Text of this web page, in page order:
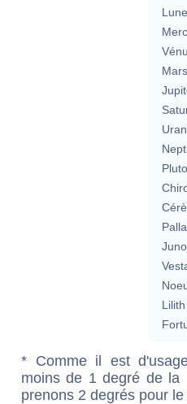
Lune
Mars
Lilith
* Comme il est
moins de 1 degré de la
prenons 2 degrés pour